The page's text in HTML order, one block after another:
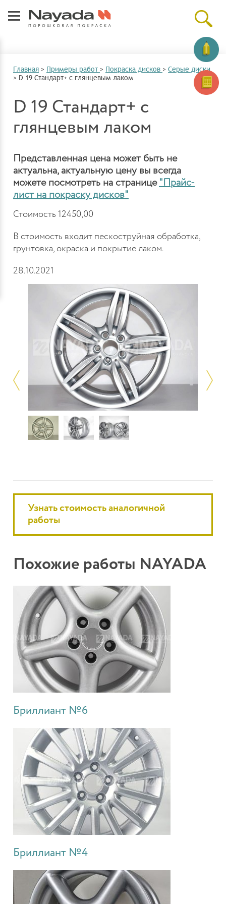
Главная > Примеры работ > Покраска дисков > Серые диски
> D 19 Стандарт+ с глянцевым лаком
D 19 Стандарт+ с
глянцевым лаком
Представленная цена может быть не
актуальна, актуальную цену вы всегда
можете посмотреть на странице "Прайс-
лист на покраску дисков"
Стоимость 12450,00
В стоимость входит пескоструйная обработка,
грунтовка, окраска и покрытие лаком.
28.10.2021
Узнать стоимость аналогичной
работы
Похожие работы NAYADA
Бриллиант №6
Бриллиант №4